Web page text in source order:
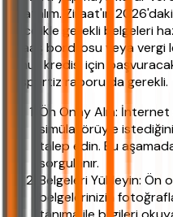
anlatalım. Ziraat'ın
Öncelikle gerekli belgeleri
(maaş bordrosu veya vergi
konut kredisi için
ekspertiz raporu da gerekli.
Ön Onay Alın:
simülatörüyle
talep edin. Bu
sorgulanır.
Belgeleri Yükleyin:
belgelerinizin